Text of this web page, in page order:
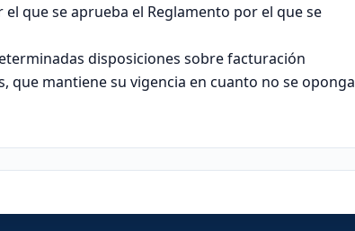
el que se aprueba el Reglamento por el que se
disposiciones sobre facturación
que mantiene su vigencia en cuanto no se oponga